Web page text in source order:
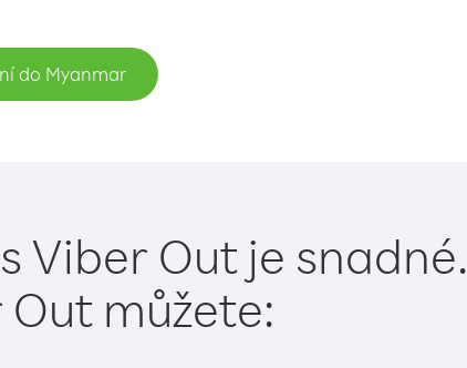
do Myanmar
Viber Out je snadné.
můžete: